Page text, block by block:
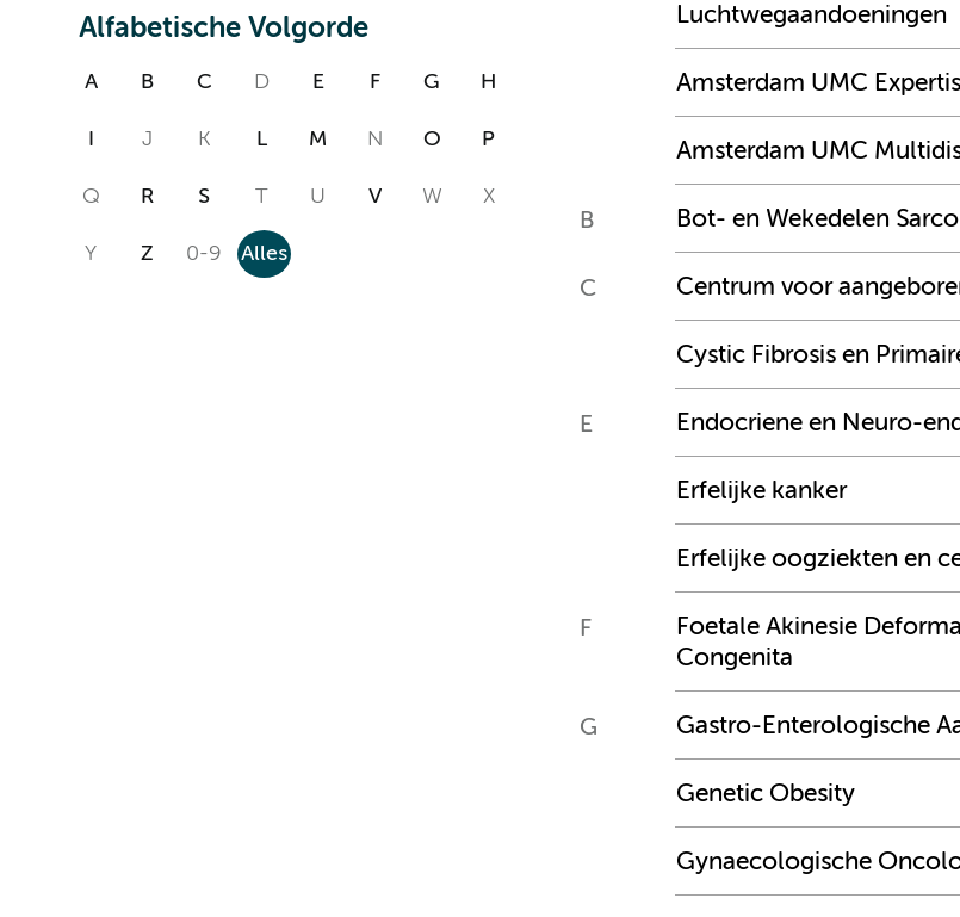
Alfabetische Volgorde
A B C D E F G H
J K L M N O P
Q R S T U V W X
Y Z 0-9 Alles
Luchtwegaandoeningen
Amsterdam UMC
Amsterdam UMC
B Bot- en Wekedelen
C Centrum voor
Cystic Fibrosis en
E Endocriene en Neuro-
Erfelijke kanker
Erfelijke oogziekten en
F
Foetale Akinesie
Congenita
G Gastro-Enterologische
Genetic Obesity
Gynaecologische